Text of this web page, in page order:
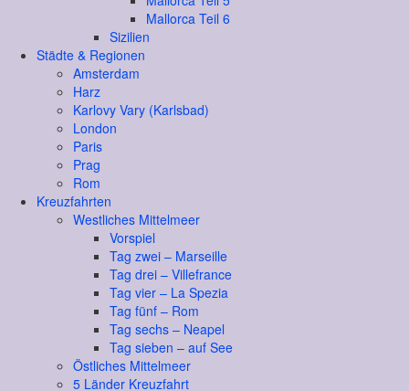
Mallorca Teil 6
Sizilien
Städte & Regionen
Amsterdam
Harz
Karlovy Vary (Karlsbad)
London
Paris
Prag
Rom
Kreuzfahrten
Westliches Mittelmeer
Vorspiel
Tag zwei – Marseille
Tag drei – Villefrance
Tag vier – La Spezia
Tag fünf – Rom
Tag sechs – Neapel
Tag sieben – auf See
Östliches Mittelmeer
5 Länder Kreuzfahrt